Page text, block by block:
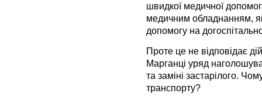
швидкої медичної
медичним обладнанням,
допомогу на
Проте це не відповідає
Марганці уряд
та заміні застарілого.
транспорту?